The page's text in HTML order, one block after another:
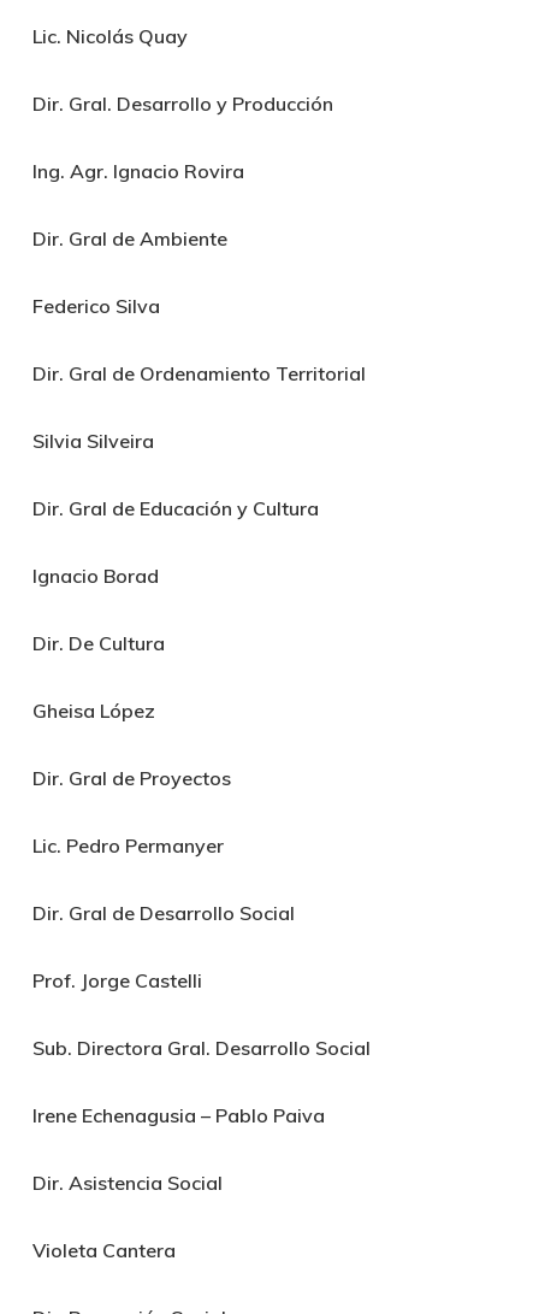
Lic. Nicolás Quay
Dir. Gral. Desarrollo y Producción
Ing. Agr. Ignacio Rovira
Dir. Gral de Ambiente
Federico Silva
Dir. Gral de Ordenamiento Territorial
Silvia Silveira
Dir. Gral de Educación y Cultura
Ignacio Borad
Dir. De Cultura
Gheisa López
Dir. Gral de Proyectos
Lic. Pedro Permanyer
Dir. Gral de Desarrollo Social
Prof. Jorge Castelli
Sub. Directora Gral. Desarrollo Social
Irene Echenagusia – Pablo Paiva
Dir. Asistencia Social
Violeta Cantera